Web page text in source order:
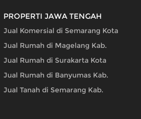
PROPERTI JAWA TENGAH
Jual Komersial di Semarang Kota
Jual Rumah di Magelang Kab.
Jual Rumah di Surakarta Kota
Jual Rumah di Banyumas Kab.
Jual Tanah di Semarang Kab.